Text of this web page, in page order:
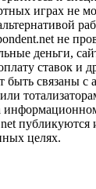
играх не
не
деньги,
ставок и
быть связаны с
публикуются
целях.